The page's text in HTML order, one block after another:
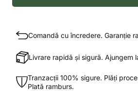
Comandă cu încredere. Garanție
Livrare rapidă și sigură. Ajungem
Tranzacții 100% sigure. Plăți
Plată ramburs.